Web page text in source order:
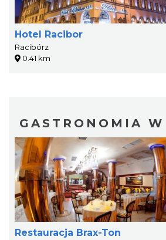
Hotel Racibor
Racibórz
0.41 km
GASTRONOMIA
Restauracja Brax-Ton